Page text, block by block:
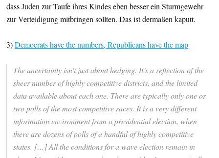
dass Juden zur Taufe ihres Kindes eben besser ein Sturmgewehr
zur Verteidigung mitbringen sollten. Das ist dermaßen kaputt.
3)Democrats have the numbers, Republicans have the map
The uncertainty isn’t just about hedging. It’s a reflection of the
sheer number of highly competitive districts, and the limited
data available about each one. There are typically only one or
two polls of the most competitive races. It is a very different
information environment from a presidential election, when
there are dozens of polls of a handful of highly competitive
states. […] All the conditions for a wave election remain in